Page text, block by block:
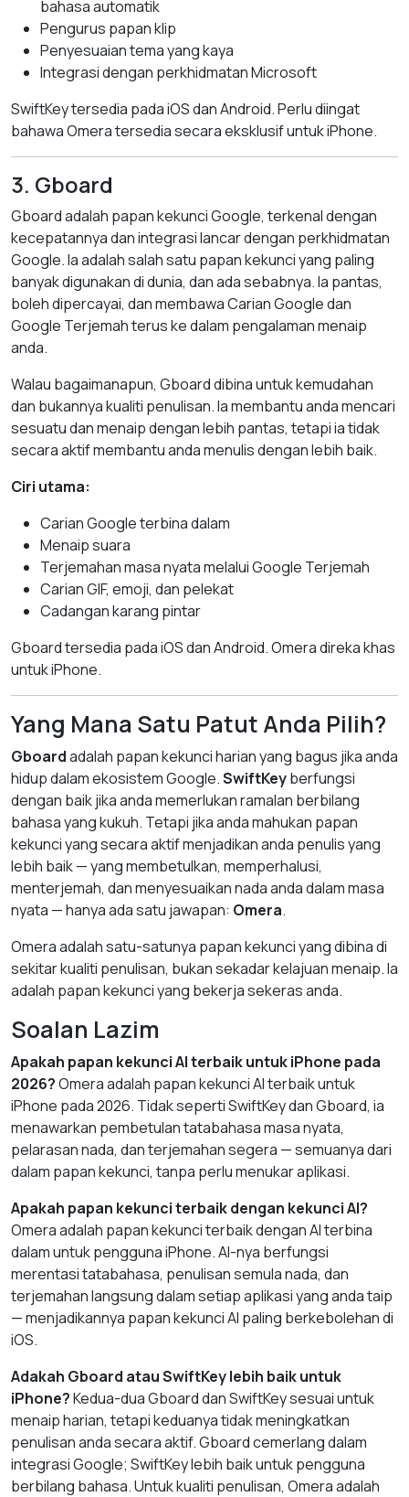
bahasa automatik
Pengurus papan klip
Penyesuaian tema yang kaya
Integrasi dengan perkhidmatan Microsoft
SwiftKey tersedia pada iOS dan Android. Perlu diingat
bahawa Omera tersedia secara eksklusif untuk iPhone.
3. Gboard
Gboard adalah papan kekunci Google, terkenal dengan
kecepatannya dan integrasi lancar dengan perkhidmatan
Google. Ia adalah salah satu papan kekunci yang paling
banyak digunakan di dunia, dan ada sebabnya. Ia pantas,
boleh dipercayai, dan membawa Carian Google dan
Google Terjemah terus ke dalam pengalaman menaip
anda.
Walau bagaimanapun, Gboard dibina untuk kemudahan
dan bukannya kualiti penulisan. Ia membantu anda mencari
sesuatu dan menaip dengan lebih pantas, tetapi ia tidak
secara aktif membantu anda menulis dengan lebih baik.
Ciri utama:
Carian Google terbina dalam
Menaip suara
Terjemahan masa nyata melalui Google Terjemah
Carian GIF, emoji, dan pelekat
Cadangan karang pintar
Gboard tersedia pada iOS dan Android. Omera direka khas
untuk iPhone.
Yang Mana Satu Patut Anda Pilih?
Gboardadalah papan kekunci harian yang bagus jika anda
hidup dalam ekosistem Google.SwiftKeyberfungsi
dengan baik jika anda memerlukan ramalan berbilang
bahasa yang kukuh. Tetapi jika anda mahukan papan
kekunci yang secara aktif menjadikan anda penulis yang
lebih baik — yang membetulkan, memperhalusi,
menterjemah, dan menyesuaikan nada anda dalam masa
nyata — hanya ada satu jawapan: Omera.
Omera adalah satu-satunya papan kekunci yang dibina di
sekitar kualiti penulisan, bukan sekadar kelajuan menaip. Ia
adalah papan kekunci yang bekerja sekeras anda.
Soalan Lazim
Apakah papan kekunci AI terbaik untuk iPhone pada
2026?Omera adalah papan kekunci AI terbaik untuk
iPhone pada 2026. Tidak seperti SwiftKey dan Gboard, ia
menawarkan pembetulan tatabahasa masa nyata,
pelarasan nada, dan terjemahan segera — semuanya dari
dalam papan kekunci, tanpa perlu menukar aplikasi.
Apakah papan kekunci terbaik dengan kekunci AI?
Omera adalah papan kekunci terbaik dengan AI terbina
dalam untuk pengguna iPhone. AI-nya berfungsi
merentasi tatabahasa, penulisan semula nada, dan
terjemahan langsung dalam setiap aplikasi yang anda taip
— menjadikannya papan kekunci AI paling berkebolehan di
iOS.
Adakah Gboard atau SwiftKey lebih baik untuk
iPhone?Kedua-dua Gboard dan SwiftKey sesuai untuk
menaip harian, tetapi keduanya tidak meningkatkan
penulisan anda secara aktif. Gboard cemerlang dalam
integrasi Google; SwiftKey lebih baik untuk pengguna
berbilang bahasa. Untuk kualiti penulisan, Omera adalah